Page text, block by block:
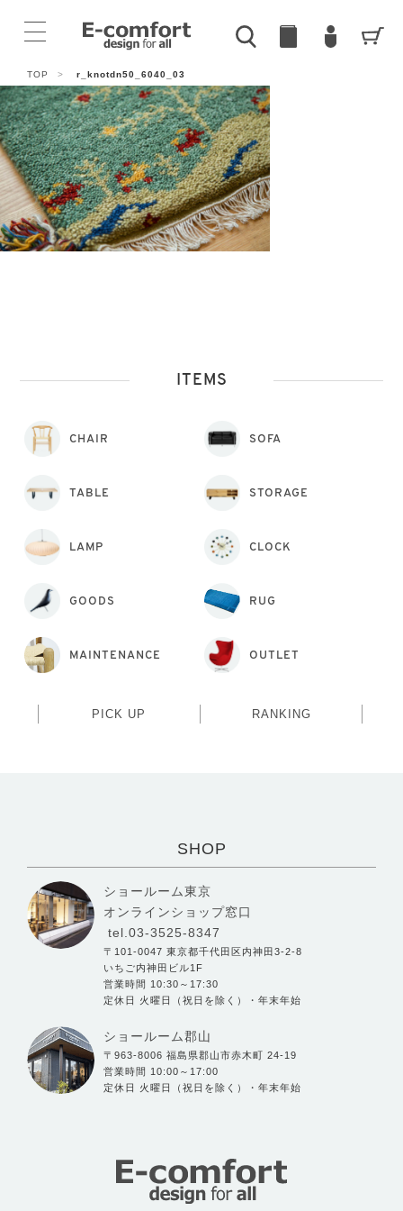
TOP > r_knotdn50_6040_03
ITEMS
CHAIR SOFA
TABLE STORAGE
LAMP CLOCK
GOODS RUG
MAINTENANCE OUTLET
PICK UP RANKING
SHOP
ショールーム東京
オンラインショップ窓口
tel.03-3525-8347
〒101-0047 東京都千代田区内神田3-2-8
いちご内神田ビル1F
営業時間 10:30～17:30
定休日 火曜日（祝日を除く）・年末年始
ショールーム郡山
〒963-8006 福島県郡山市赤木町 24-19
営業時間 10:00～17:00
定休日 火曜日（祝日を除く）・年末年始